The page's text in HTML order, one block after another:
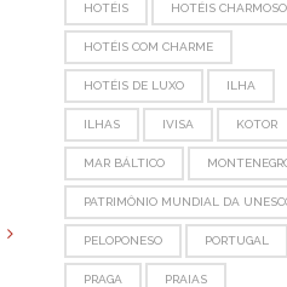
HOTÉIS HOTÉIS
HOTÉIS COM CHARME
HOTÉIS DE LUXO ILHA
ILHAS IVISA KOTOR
MAR BÁLTICO
PATRIMÔNIO MUNDIAL DA
PELOPONESO PORTUGAL
PRAGA PRAIAS